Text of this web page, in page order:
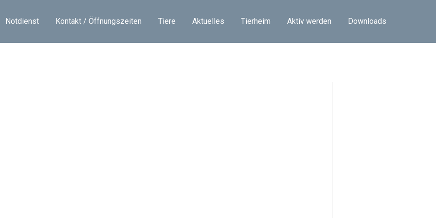
Notdienst Kontakt / Öffnungszeiten Tiere Aktuelles Tierheim Aktiv werden Downloads